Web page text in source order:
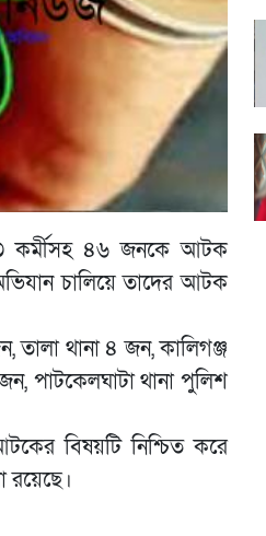
৩ কর্মীসহ ৪৬ জনকে আটক
চালিয়ে তাদের আটক
তালা থানা ৪ জন, কালিগঞ্জ
পাটকেলঘাটা থানা পুলিশ
বিষয়টি নিশ্চিত করে